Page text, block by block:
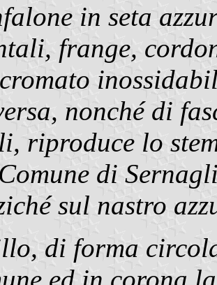
in seta
frange,
nonché di
riproduce lo
di
sul nastro
di forma
ed in corona